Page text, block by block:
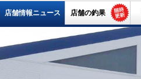
店舗情報ニュース 店舗の釣果